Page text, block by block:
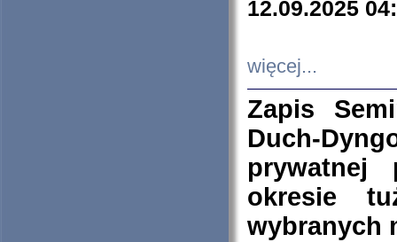
12.09.2025
więcej...
Zapis
Duch-
prywatnej
okresie
wybranych